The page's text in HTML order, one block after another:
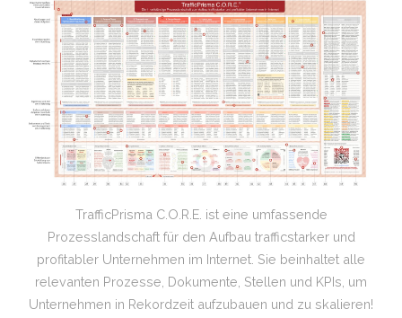
TrafficPrisma C.O.R.E. ist eine umfassende
Prozesslandschaft für den Aufbau trafficstarker und
profitabler Unternehmen im Internet. Sie beinhaltet alle
relevanten Prozesse, Dokumente, Stellen und KPIs, um
Unternehmen in Rekordzeit aufzubauen und zu skalieren!